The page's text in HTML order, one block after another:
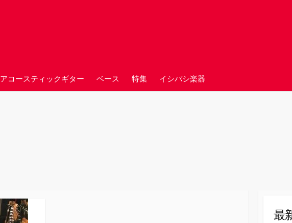
アコースティックギター ベース 特集 イシバシ楽器
最